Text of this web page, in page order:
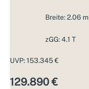
Breite: 2.06 m
zGG: 4.1 T
UVP: 153.345 €
129.890 €